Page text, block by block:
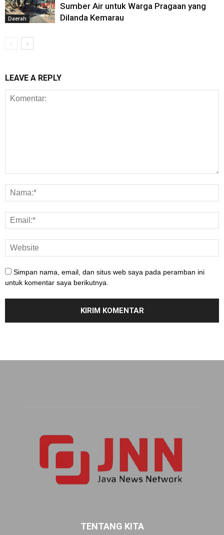
Daerah
Sumber Air untuk Warga Pragaan yang
Dilanda Kemarau
LEAVE A REPLY
Simpan nama, email, dan situs web saya pada peramban ini
untuk komentar saya berikutnya.
TENTANG KITA